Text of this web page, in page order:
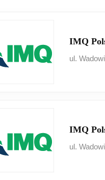
IMQ
ul.
IMQ
ul.